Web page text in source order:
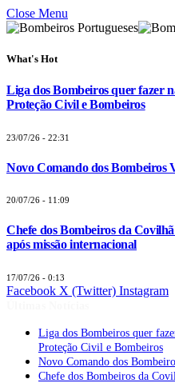
Close Menu
What's Hot
Liga dos Bombeiros quer fazer
Proteção Civil e Bombeiros
23/07/26 - 22:31
Novo Comando dos Bombeiros
20/07/26 - 11:09
Chefe dos Bombeiros da
após missão internacional
17/07/26 - 0:13
Facebook X (Twitter) Instagram
Liga dos Bombeiros quer
Proteção Civil e Bombeiros
Novo Comando dos
Chefe dos Bombeiros da